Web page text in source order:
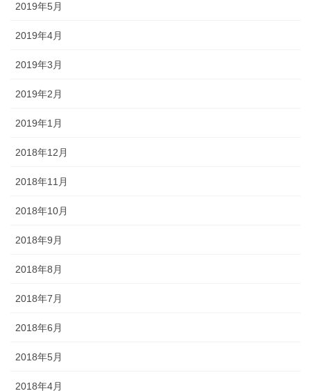
2019年5月
2019年4月
2019年3月
2019年2月
2019年1月
2018年12月
2018年11月
2018年10月
2018年9月
2018年8月
2018年7月
2018年6月
2018年5月
2018年4月